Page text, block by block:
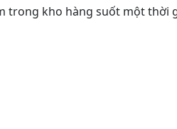
trong kho hàng suốt một thời